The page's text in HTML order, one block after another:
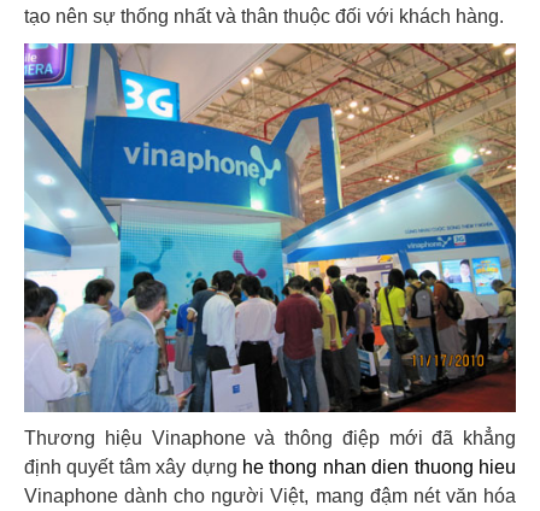
tạo nên sự thống nhất và thân thuộc đối với khách hàng.
Thương hiệu Vinaphone và thông điệp mới đã khẳng
định quyết tâm xây dựng he thong nhan dien thuong hieu
Vinaphone dành cho người Việt, mang đậm nét văn hóa